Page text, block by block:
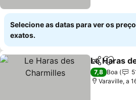
Selecione as datas para ver os
exatos.
Partilhar
Le Haras
7,8 Boa
Varaville, a